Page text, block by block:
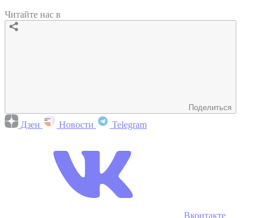
Читайте нас в
Поделиться
Дзен Новости Telegram
Вконтакте